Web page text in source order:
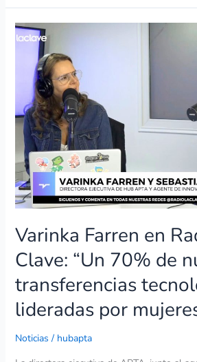
Varinka Farren en
Clave: “Un 70% de
transferencias
lideradas por
Noticias / hubapta
Varinka
Farren
Radio
Clave:
“Un
70%
de
nuestras
transferencias
tecnológicas
lideradas
por
mujeres”